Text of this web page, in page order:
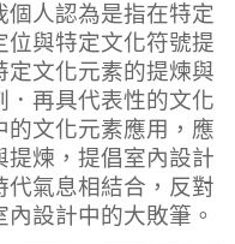
人認為是指在特定
位與特定文化符號提
文化元素的提煉與
．再具代表性的文化
的文化元素應用，應
提煉，提倡室內設計
代氣息相結合，反對
設計中的大敗筆。